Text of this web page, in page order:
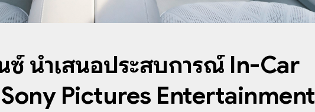
ซ์ นำเสนอประสบการณ์ In-Car
Pictures Entertainment